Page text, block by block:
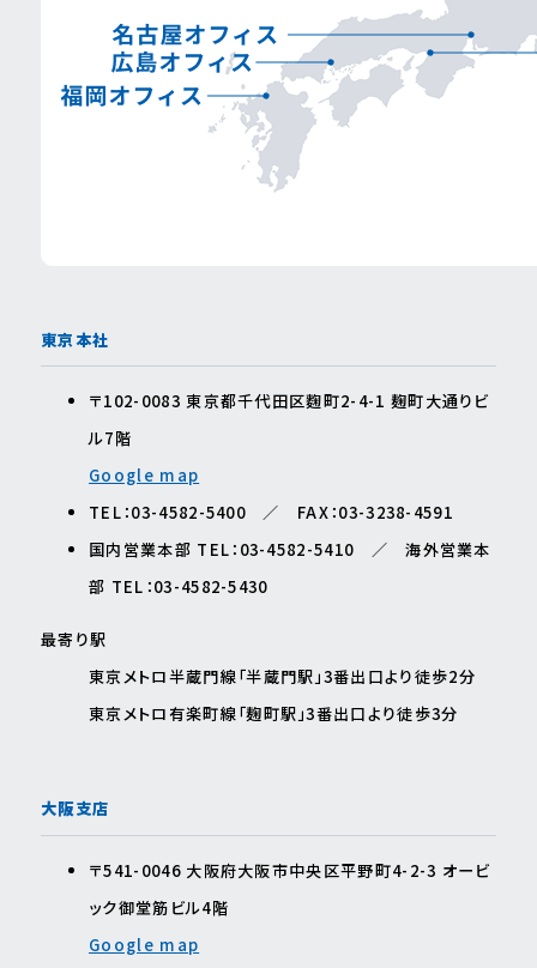
東京本社
〒102-0083 東京都千代⽥区麴町2-4-1 麹町⼤通りビ
ル7階
Google map
TEL：03-4582-5400 ／ FAX：03-3238-4591
国内営業本部 TEL：03-4582-5410 ／ 海外営業本
部 TEL：03-4582-5430
最寄り駅
東京メトロ半蔵⾨線「半蔵⾨駅」3番出口より徒歩2分
東京メトロ有楽町線「麹町駅」3番出口より徒歩3分
大阪支店
〒541-0046 ⼤阪府⼤阪市中央区平野町4-2-3 オービ
ック御堂筋ビル4階
Google map